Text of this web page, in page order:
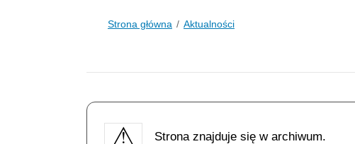
Strona główna Aktualności
Strona znajduje się w archiwum.